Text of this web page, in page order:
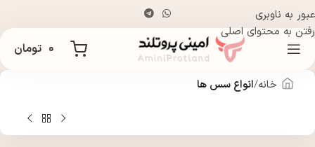
عبور به ناوبری
رفتن به محتوای اصلی
۰ تومان
خانه انواع سس ها